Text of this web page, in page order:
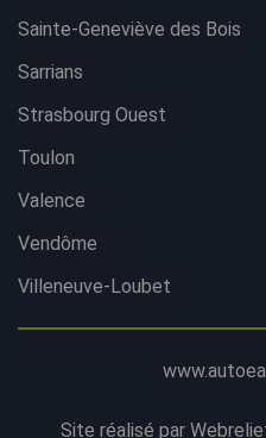
Sainte-Geneviève des Bois
Sarrians
Strasbourg Ouest
Toulon
Valence
Vendôme
Villeneuve-Loubet
Site réalisé par